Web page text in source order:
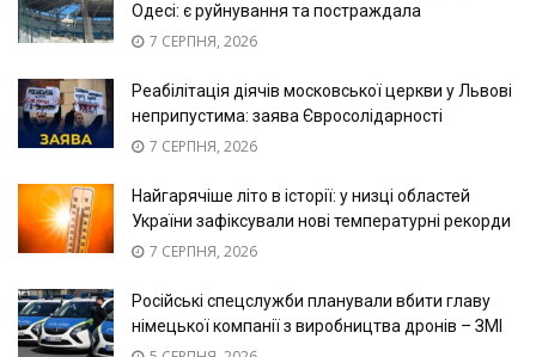
Одесі: є руйнування та постраждала
7 СЕРПНЯ, 2026
Реабілітація діячів московської церкви у Львові
неприпустима: заява Євросолідарності
7 СЕРПНЯ, 2026
Найгарячіше літо в історії: у низці областей
України зафіксували нові температурні рекорди
7 СЕРПНЯ, 2026
Російські спецслужби планували вбити главу
німецької компанії з виробництва дронів – ЗМІ